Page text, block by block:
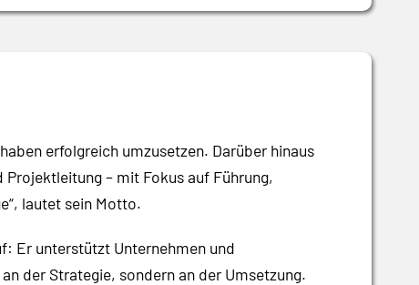
erfolgreich umzusetzen. Darüber hinaus
– mit Fokus auf Führung,
“, lautet sein Motto.
Er unterstützt Unternehmen und
der Strategie, sondern an der Umsetzung.